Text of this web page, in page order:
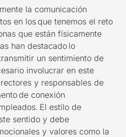
la comunicación
en los que tenemos el reto
que están físicamente
han destacado lo
un sentimiento de
involucrar en este
y responsables de
de conexión
El estilo de
sentido y debe
y valores como la